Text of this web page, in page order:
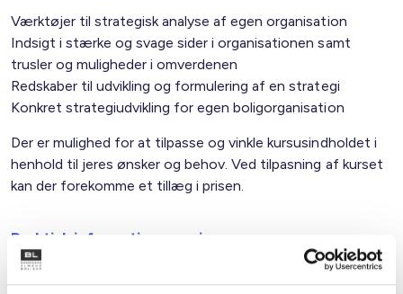
Værktøjer til strategisk analyse af egen organisation
Indsigt i stærke og svage sider i organisationen samt
trusler og muligheder i omverdenen
Redskaber til udvikling og formulering af en strategi
Konkret strategiudvikling for egen boligorganisation
Der er mulighed for at tilpasse og vinkle kursusindholdet i
henhold til jeres ønsker og behov. Ved tilpasning af kurset
kan der forekomme et tillæg i prisen.
Praktisk information og pris
Strategiseminaret afvikles oftest som et
weekendarrangement på 9-10 timer fordelt over en fredag